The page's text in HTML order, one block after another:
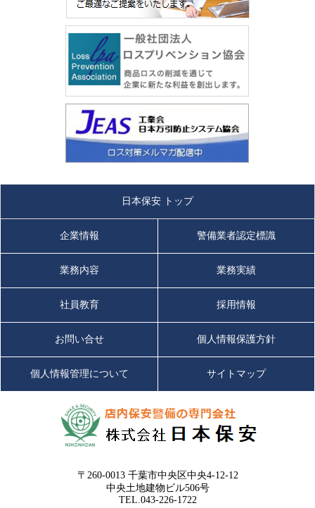
日本保安 トップ
企業情報 警備業者認定標識
業務内容 業務実績
社員教育 採用情報
お問い合せ 個人情報保護方針
個人情報管理について サイトマップ
〒260-0013 千葉市中央区中央4-12-12
中央土地建物ビル506号
TEL.043-226-1722